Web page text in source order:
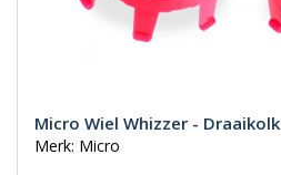
Micro Wiel Whizzer - Draaikolk
Merk: Micro